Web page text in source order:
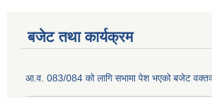
बजेट तथा कार्यक्रम
आ.व. 083/084 को लागि सभामा पेश भएको बजेट